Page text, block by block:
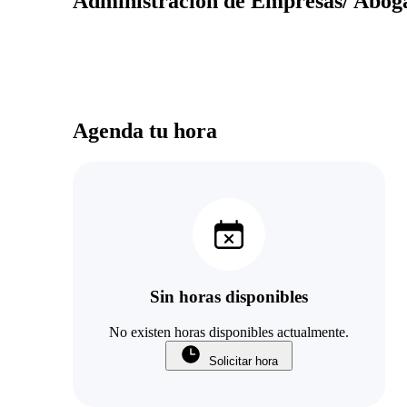
Agenda tu hora
Sin horas disponibles
No existen horas disponibles actualmente.
Solicitar hora